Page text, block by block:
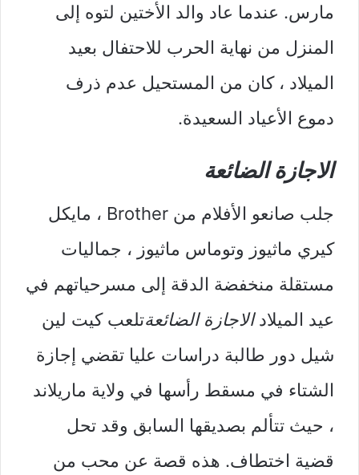
مارس. عندما عاد والد الأختين لتوه إلى
المنزل من نهاية الحرب للاحتفال بعيد
الميلاد ، كان من المستحيل عدم ذرف
دموع الأعياد السعيدة.
الاجازة الضائعة
جلب صانعو الأفلام من Brother ، مايكل
كيري ماثيوز وتوماس ماثيوز ، جماليات
مستقلة منخفضة الدقة إلى مسرحياتهم في
عيد الميلادالاجازة الضائعةتلعب كيت لين
شيل دور طالبة دراسات عليا تقضي إجازة
الشتاء في مسقط رأسها في ولاية ماريلاند
، حيث تتألم بصديقها السابق وقد تحل
قضية اختطاف. هذه قصة عن محب من